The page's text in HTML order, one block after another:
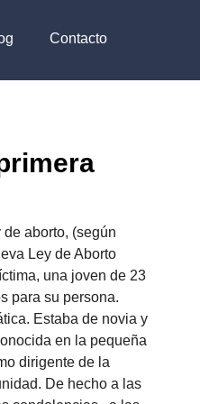
Contacto
aborto, (según
Ley de Aborto
una joven de 23
para su persona.
Estaba de novia y
en la pequeña
dirigente de la
De hecho a las